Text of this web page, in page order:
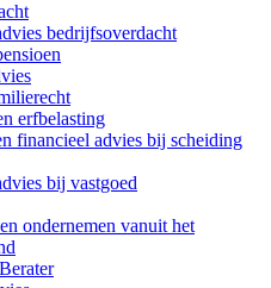
bedrijfsoverdacht
erfbelasting
financieel advies bij scheiding
bij vastgoed
ondernemen vanuit het